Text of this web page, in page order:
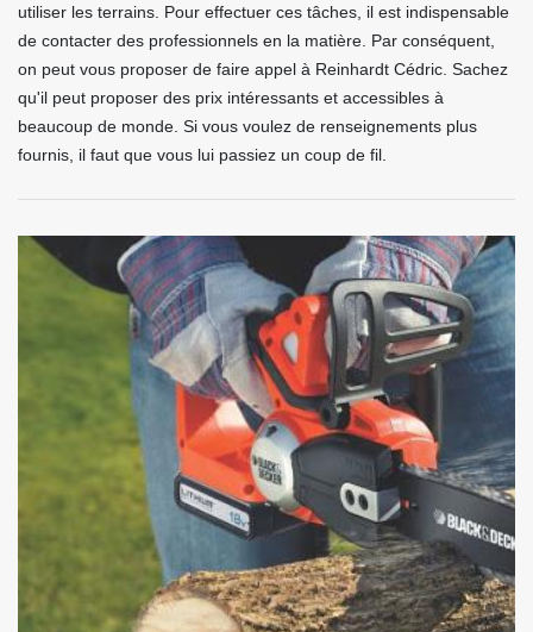
utiliser les terrains. Pour effectuer ces tâches, il est indispensable
de contacter des professionnels en la matière. Par conséquent,
on peut vous proposer de faire appel à Reinhardt Cédric. Sachez
qu'il peut proposer des prix intéressants et accessibles à
beaucoup de monde. Si vous voulez de renseignements plus
fournis, il faut que vous lui passiez un coup de fil.